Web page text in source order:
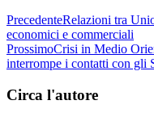
PrecedenteRelazioni tra
economici e commerciali
ProssimoCrisi in Medio
interrompe i contatti con gli
Circa l'autore